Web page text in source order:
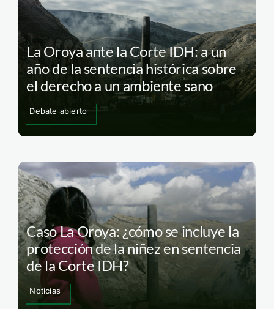
La Oroya ante la Corte IDH: a un
año de la sentencia histórica sobre
el derecho a un ambiente sano
Debate abierto
Caso La Oroya: ¿cómo se incluye la
protección de la niñez en sentencia
de la Corte IDH?
Noticias